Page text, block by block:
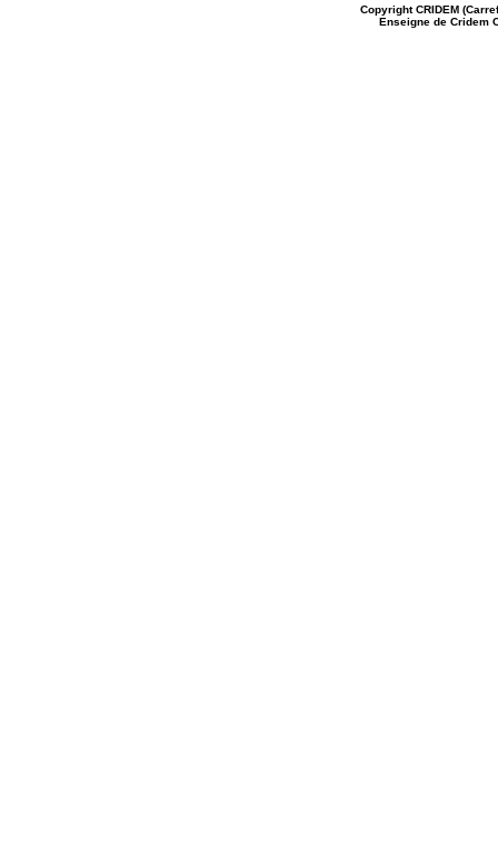
CopyrightCRIDEM
Enseigne de Cridem